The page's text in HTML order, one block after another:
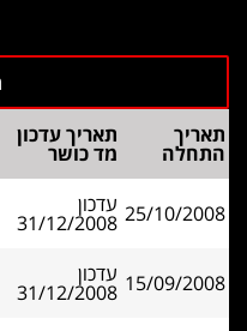
תאריך
התחלה
תאריך עדכון
מד כושר
25/10/2008 עדכון
31/12/2008
15/09/2008 עדכון
31/12/2008